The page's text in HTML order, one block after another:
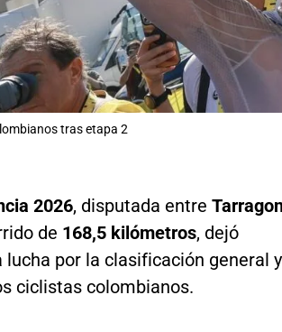
tras etapa 2
2026, disputada entre
de 168,5 kilómetros, dejó
por la clasificación general y
ciclistas colombianos.